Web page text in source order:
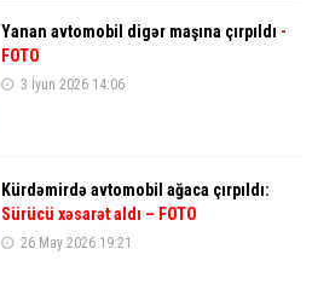
Yanan avtomobil digər maşına çırpıldı -
FOTO
3 İyun 2026 14:06
Kürdəmirdə avtomobil ağaca çırpıldı:
Sürücü xəsarət aldı – FOTO
26 May 2026 19:21